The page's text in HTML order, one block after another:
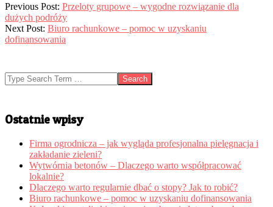
2025-
01-
08
Previous Post: Przeloty grupowe – wygodne rozwiązanie dla
dużych podróży
Next Post: Biuro rachunkowe – pomoc w uzyskaniu
dofinansowania
Search
Ostatnie wpisy
Firma ogrodnicza – jak wygląda profesjonalna pielęgnacja i
zakładanie zieleni?
Wytwórnia betonów – Dlaczego warto współpracować
lokalnie?
Dlaczego warto regularnie dbać o stopy? Jak to robić?
Biuro rachunkowe – pomoc w uzyskaniu dofinansowania